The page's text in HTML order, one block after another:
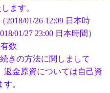
ます。
01/26 12:09 日本時
01/27 23:00 日本時間）
数
きの方法に関しまして
返金原資については自己資
。